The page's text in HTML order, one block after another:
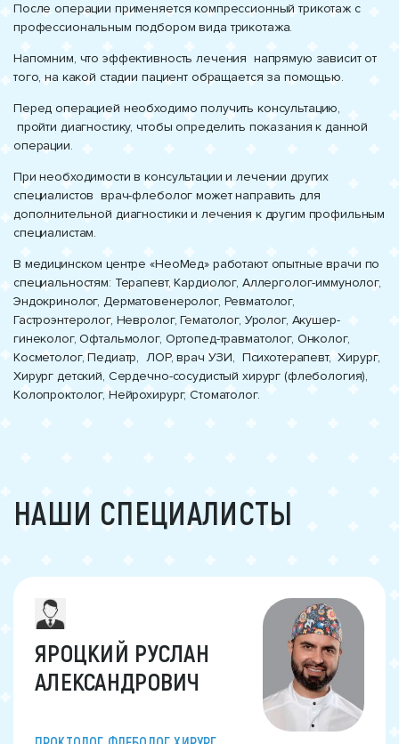
После операции применяется компрессионный трикотаж с
профессиональным подбором вида трикотажа.
Напомним, что эффективность лечения напрямую зависит от
того, на какой стадии пациент обращается за помощью.
Перед операцией необходимо получить консультацию,
пройти диагностику, чтобы определить показания к данной
операции.
При необходимости в консультации и лечении других
специалистов врач-флеболог может направить для
дополнительной диагностики и лечения к другим профильным
специалистам.
В медицинском центре «НеоМед» работают опытные врачи по
специальностям: Терапевт, Кардиолог, Аллерголог-иммунолог,
Эндокринолог, Дерматовенеролог, Ревматолог,
Гастроэнтеролог, Невролог, Гематолог, Уролог, Акушер-
гинеколог, Офтальмолог, Ортопед-травматолог, Онколог,
Косметолог, Педиатр, ЛОР, врач УЗИ, Психотерапевт, Хирург,
Хирург детский, Сердечно-сосудистый хирург (флебология),
Колопроктолог, Нейрохирург, Стоматолог.
НАШИ СПЕЦИАЛИСТЫ
ЯРОЦКИЙ РУСЛАН
АЛЕКСАНДРОВИЧ